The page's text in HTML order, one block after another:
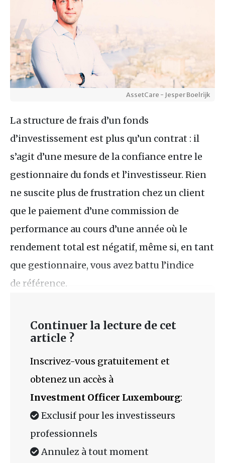
AssetCare - Jesper Boelrijk
La structure de frais d’un fonds
d’investissement est plus qu’un contrat : il
s’agit d’une mesure de la confiance entre le
gestionnaire du fonds et l’investisseur. Rien
ne suscite plus de frustration chez un client
que le paiement d’une commission de
performance au cours d’une année où le
rendement total est négatif, même si, en tant
que gestionnaire, vous avez battu l’indice
de référence.
Continuer la lecture de cet
article ?
Inscrivez-vous gratuitement et
obtenez un accès à
Investment Officer Luxembourg:
Exclusif pour les investisseurs
professionnels
Annulez à tout moment